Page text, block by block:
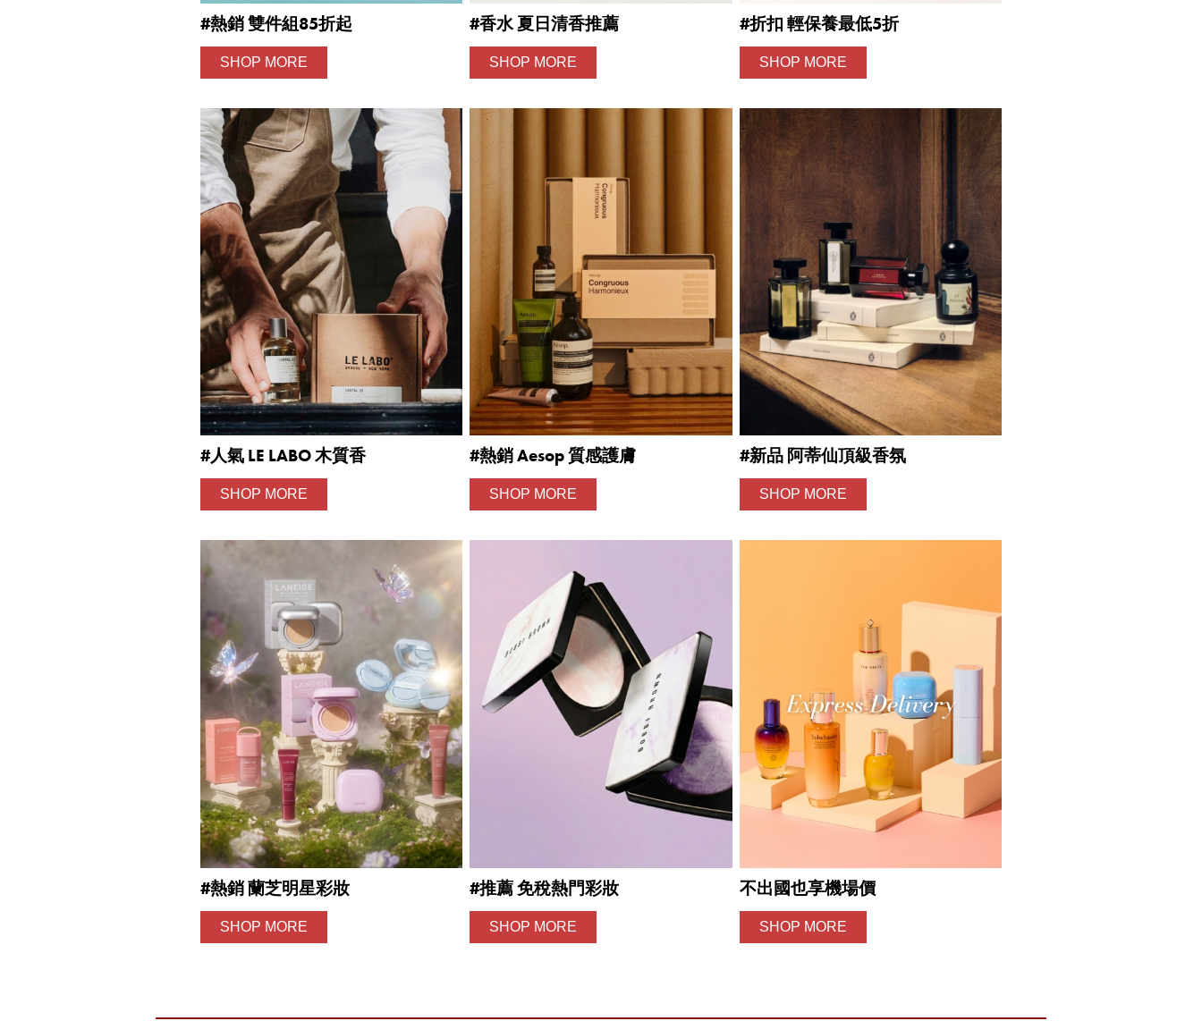
#熱銷 雙件組85折起
SHOP MORE
#香水 夏日清香推薦
SHOP MORE
#折扣 輕保養最低5折
SHOP MORE
#人氣 LE LABO 木質香
SHOP MORE
#熱銷 Aesop 質感護膚
SHOP MORE
#新品 阿蒂仙頂級香氛
SHOP MORE
#熱銷 蘭芝明星彩妝
SHOP MORE
#推薦 免稅熱門彩妝
SHOP MORE
不出國也享機場價
SHOP MORE